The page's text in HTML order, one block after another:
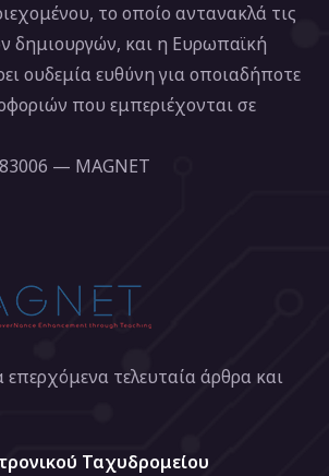
το οποίο αντανακλά τις
δημιουργών, και η Ευρωπαϊκή
ουδεμία ευθύνη για οποιαδήποτε
που εμπεριέχονται σε
— MAGNET
επερχόμενα τελευταία άρθρα και
Ταχυδρομείου